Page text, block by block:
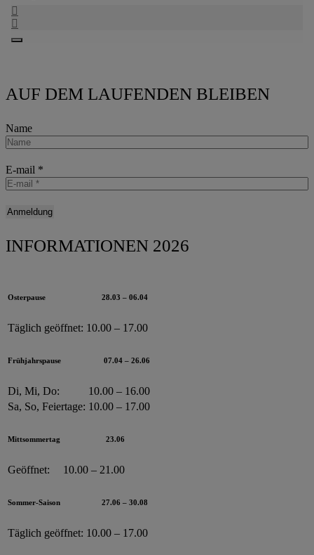
AUF DEM LAUFENDEN BLEIBEN
Name
E-mail *
INFORMATIONEN 2026
Osterpause 28.03 – 06.04
Täglich geöffnet: 10.00 – 17.00
Frühjahrspause 07.04 – 26.06
Di, Mi, Do:
10.00 – 16.00
Sa, So, Feiertage: 10.00 – 17.00
Mittsommertag 23.06
Geöffnet: 10.00 – 21.00
Sommer-Saison 27.06 – 30.08
Täglich geöffnet: 10.00 – 17.00